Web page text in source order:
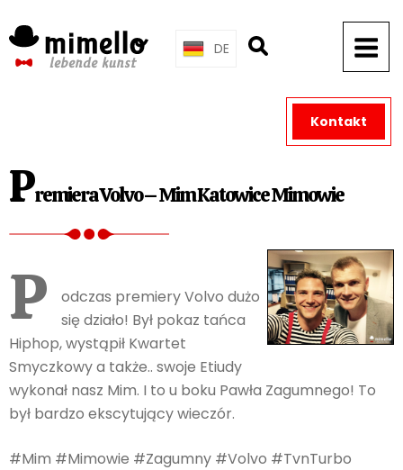
to
content
DE
Premiera Volvo – Mim Katowice Mimowie
P
odczas premiery Volvo dużo
się działo! Był pokaz tańca
Hiphop, wystąpił Kwartet
Smyczkowy a także.. swoje Etiudy
wykonał nasz Mim. I to u boku Pawła Zagumnego! To
był bardzo ekscytujący wieczór.
#Mim #Mimowie #Zagumny #Volvo #TvnTurbo
Kontakt